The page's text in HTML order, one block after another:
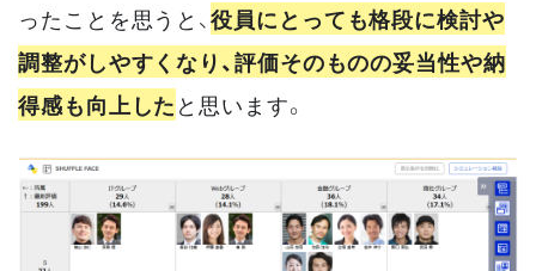
ったことを思うと、役員にとっても格段に検討や
調整がしやすくなり、評価そのものの妥当性や納
得感も向上したと思います。